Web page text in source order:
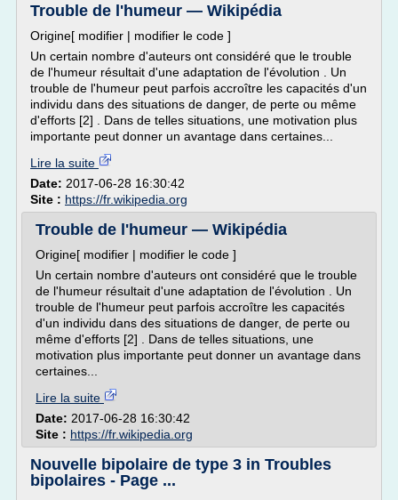
Trouble de l'humeur — Wikipédia
Origine[ modifier | modifier le code ]
Un certain nombre d'auteurs ont considéré que le trouble
de l'humeur résultait d'une adaptation de l'évolution . Un
trouble de l'humeur peut parfois accroître les capacités d'un
individu dans des situations de danger, de perte ou même
d'efforts [2] . Dans de telles situations, une motivation plus
importante peut donner un avantage dans certaines...
Lire la suite
Date: 2017-06-28 16:30:42
Site : https://fr.wikipedia.org
Trouble de l'humeur — Wikipédia
Origine[ modifier | modifier le code ]
Un certain nombre d'auteurs ont considéré que le trouble
de l'humeur résultait d'une adaptation de l'évolution . Un
trouble de l'humeur peut parfois accroître les capacités
d'un individu dans des situations de danger, de perte ou
même d'efforts [2] . Dans de telles situations, une
motivation plus importante peut donner un avantage dans
certaines...
Lire la suite
Date: 2017-06-28 16:30:42
Site : https://fr.wikipedia.org
Nouvelle bipolaire de type 3 in Troubles
bipolaires - Page ...